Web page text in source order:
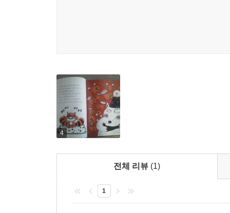
내려 준 게 틀림없습니다. 그런데 왜 상수는 사람
어딘가를 콕콕 쑤시는 것 같을까요?
책장을 넘길 때마다 쌓이는 건강한 웃음과 성장
마음을 탁 트이게 하는 청량제 같은 이야기
전경남 작가는 문학동네어린이문학상 수상작인
놓치지 않고 있다는 평을 받으며 주목을 받은
학교에 다니고 싶은 너구리가 인간의 학교로 들
변신을 담은 「완벽한 도둑 아저씨」, 주인 없는
4
전체 리뷰 (1)
1